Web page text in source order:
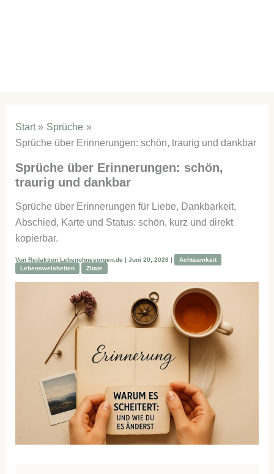
Start
Sprüche
Sprüche über Erinnerungen: schön, traurig und dankbar
Sprüche über Erinnerungen: schön,
traurig und dankbar
Sprüche über Erinnerungen für Liebe, Dankbarkeit,
Abschied, Karte und Status: schön, kurz und direkt
kopierbar.
Von Redaktion Lebenohnesorgen.de | Juni 20, 2026 |
Achtsamkeit
Lebensweisheiten
Zitate